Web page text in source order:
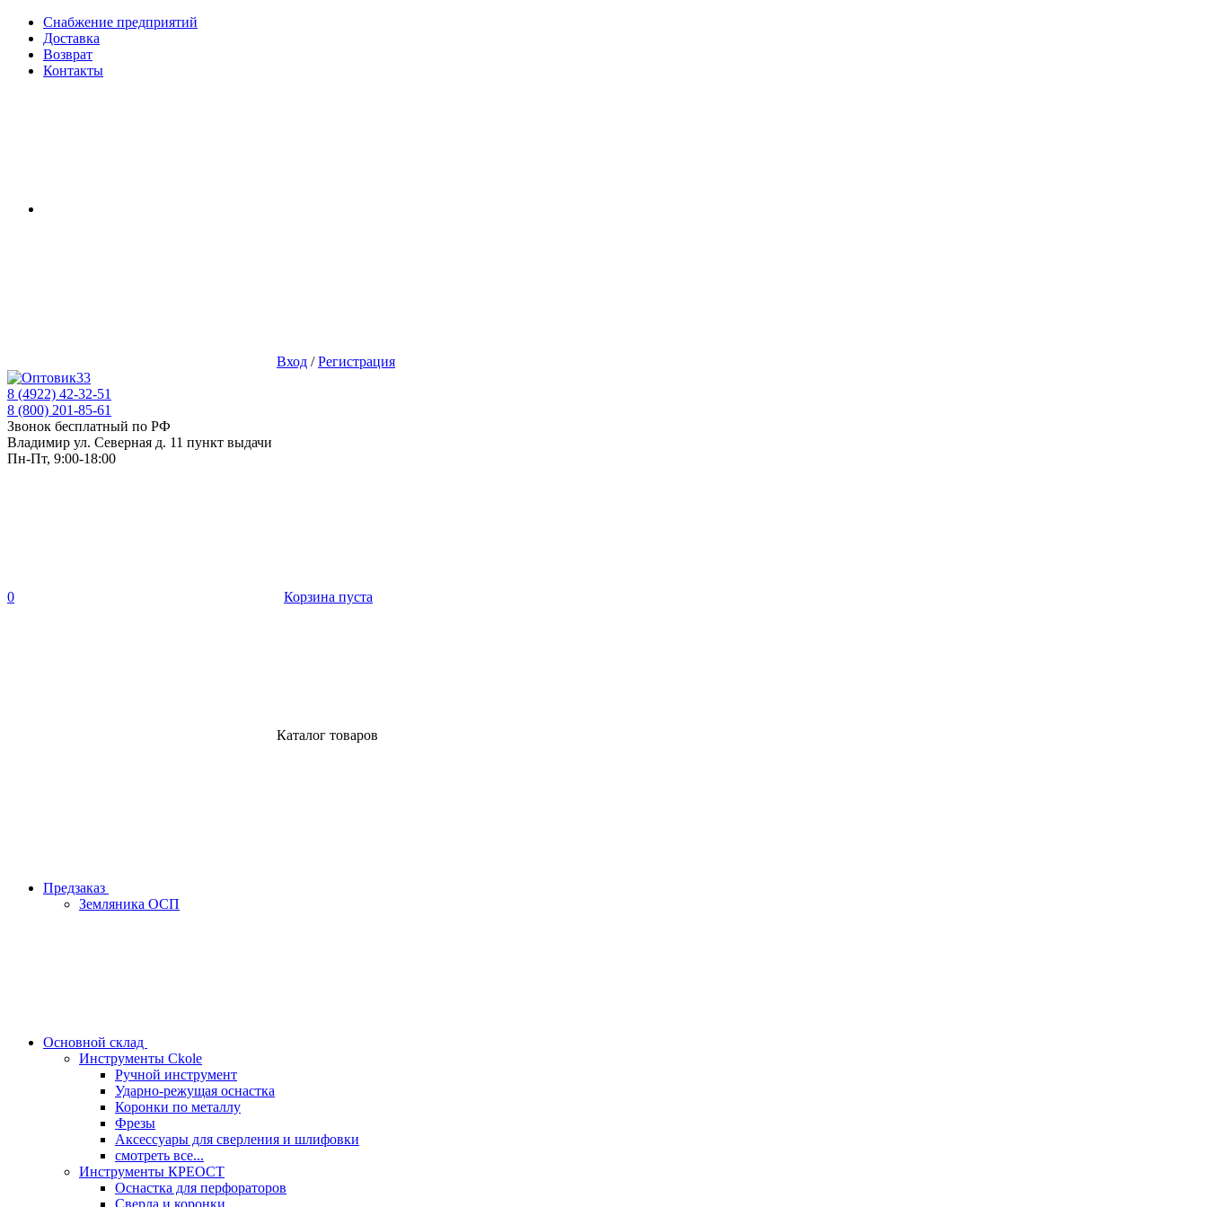
Снабжение предприятий
Доставка
Возврат
Контакты
Вход /Регистрация
8 (4922) 42-32-51
8 (800) 201-85-61
Звонок бесплатный по РФ
Владимир ул. Северная д. 11 пункт выдачи
Пн-Пт, 9:00-18:00
0 Корзина пуста
Каталог товаров
Предзаказ
Земляника ОСП
Основной склад
Инструменты Ckole
Ручной инструмент
Ударно‑режущая оснастка
Коронки по металлу
Фрезы
Аксессуары для сверления и шлифовки
смотреть все...
Инструменты КРЕОСТ
Оснастка для перфораторов
Сверла и коронки